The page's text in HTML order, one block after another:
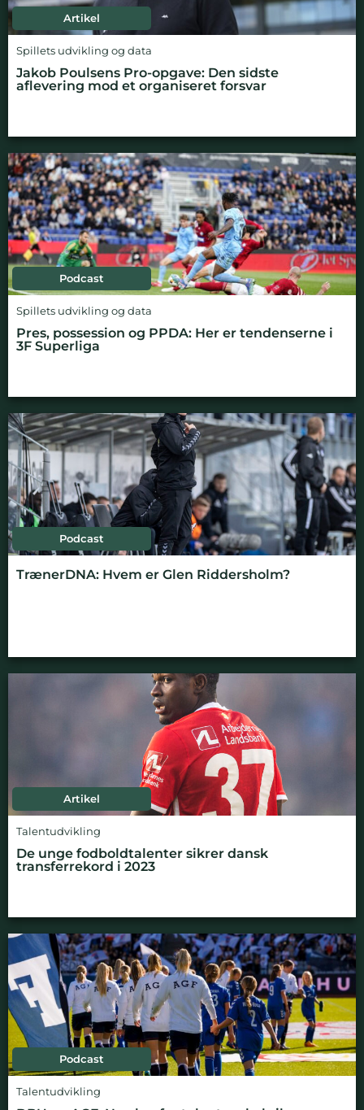
Artikel
Spillets udvikling og data
Jakob Poulsens Pro-opgave: Den sidste
aflevering mod et organiseret forsvar
Podcast
Spillets udvikling og data
Pres, possession og PPDA: Her er tendenserne i
3F Superliga
Podcast
TrænerDNA: Hvem er Glen Riddersholm?
Artikel
Talentudvikling
De unge fodboldtalenter sikrer dansk
transferrekord i 2023
Podcast
Talentudvikling